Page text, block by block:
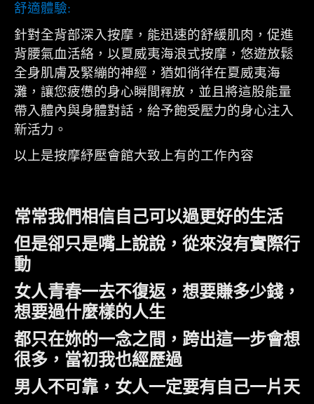
舒適體驗:
針對全背部深入按摩，能迅速的舒緩肌肉，促進
背腰氣血活絡，以夏威夷海浪式按摩，悠遊放鬆
全身肌膚及緊繃的神經，猶如徜徉在夏威夷海
灘，讓您疲憊的身心瞬間釋放，並且將這股能量
帶入體內與身體對話，給予飽受壓力的身心注入
新活力。
以上是按摩紓壓會館大致上有的工作內容
常常我們相信自己可以過更好的生活
但是卻只是嘴上說說，從來沒有實際行
動
女人青春一去不復返，想要賺多少錢，
想要過什麼樣的人生
都只在妳的一念之間，跨出這一步會想
很多，當初我也經歷過
男人不可靠，女人一定要有自己一片天